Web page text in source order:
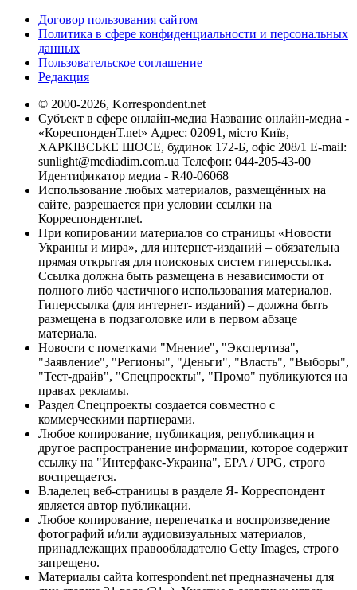
Договор пользования сайтом
Политика в сфере конфиденциальности и персональных
данных
Пользовательское соглашение
Редакция
© 2000-2026, Korrespondent.net
Субъект в сфере онлайн-медиа Название онлайн-медиа -
«КореспонденТ.net» Адрес: 02091, місто Київ,
ХАРКІВСЬКЕ ШОСЕ, будинок 172-Б, офіс 208/1 E-mail:
sunlight@mediadim.com.ua Телефон: 044-205-43-00
Идентификатор медиа - R40-06068
Использование любых материалов, размещённых на
сайте, разрешается при условии ссылки на
Корреспондент.net.
При копировании материалов со страницы «Новости
Украины и мира», для интернет-изданий – обязательна
прямая открытая для поисковых систем гиперссылка.
Ссылка должна быть размещена в независимости от
полного либо частичного использования материалов.
Гиперссылка (для интернет- изданий) – должна быть
размещена в подзаголовке или в первом абзаце
материала.
Новости с пометками "Мнение", "Экспертиза",
"Заявление", "Регионы", "Деньги", "Власть", "Выборы",
"Тест-драйв", "Спецпроекты", "Промо" публикуются на
правах рекламы.
Раздел Спецпроекты создается совместно с
коммерческими партнерами.
Любое копирование, публикация, републикация и
другое распространение информации, которое содержит
ссылку на "Интерфакс-Украина", EPA / UPG, строго
воспрещается.
Владелец веб-страницы в разделе Я- Корреспондент
является автор публикации.
Любое копирование, перепечатка и воспроизведение
фотографий и/или аудиовизуальных материалов,
принадлежащих правообладателю Getty Images, строго
запрещено.
Материалы сайта korrespondent.net предназначены для